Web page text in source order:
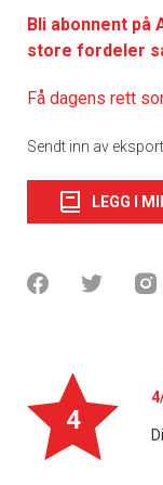
Bli abonnent på
store fordeler
Få dagens rett
Sendt inn av
LEGG I
4